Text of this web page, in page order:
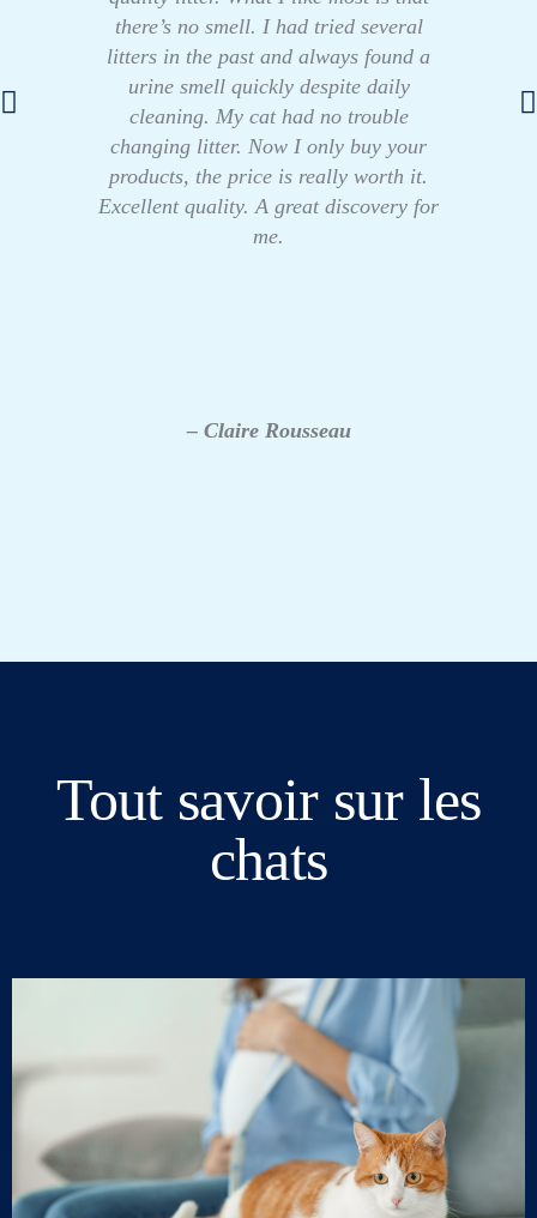
there’s no smell. I had tried several
litters in the past and always found a
urine smell quickly despite daily
cleaning. My cat had no trouble
changing litter. Now I only buy your
products, the price is really worth it.
Excellent quality. A great discovery for
me.
– Claire Rousseau
Tout savoir sur les
chats